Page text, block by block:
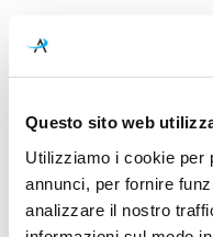
Questo sito web
Utilizziamo i cookie per
annunci, per fornire
analizzare il nostro
Caratteristiche
15611 2030